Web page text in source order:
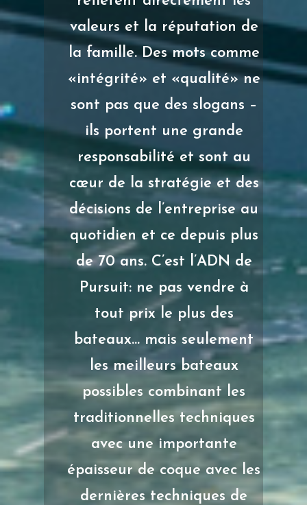
valeurs et la réputation de
la famille. Des mots comme
«intégrité» et «qualité» ne
sont pas que des slogans –
ils portent une grande
responsabilité et sont au
cœur de la stratégie et des
décisions de l’entreprise au
quotidien et ce depuis plus
de 70 ans. C’est l’ADN de
Pursuit: ne pas vendre à
tout prix le plus des
bateaux… mais seulement
les meilleurs bateaux
possibles combinant les
traditionnelles techniques
avec une importante
épaisseur de coque avec les
dernières techniques de